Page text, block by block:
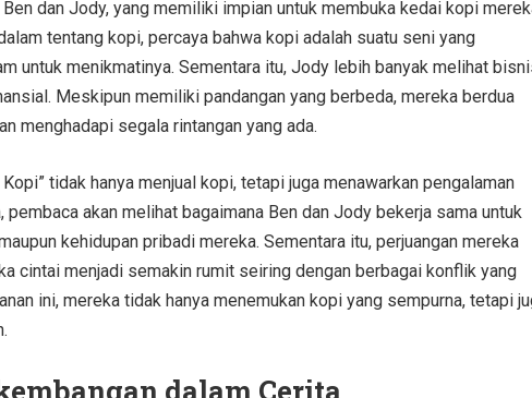
dan Jody, yang memiliki impian untuk membuka kedai kopi
tentang kopi, percaya bahwa kopi adalah suatu seni yang
untuk menikmatinya. Sementara itu, Jody lebih banyak melihat
Meskipun memiliki pandangan yang berbeda, mereka berdua
menghadapi segala rintangan yang ada.
tidak hanya menjual kopi, tetapi juga menawarkan pengalaman
akan melihat bagaimana Ben dan Jody bekerja sama untuk
kehidupan pribadi mereka. Sementara itu, perjuangan mereka
cintai menjadi semakin rumit seiring dengan berbagai konflik yang
ini, mereka tidak hanya menemukan kopi yang sempurna, tetapi
dalam Cerita